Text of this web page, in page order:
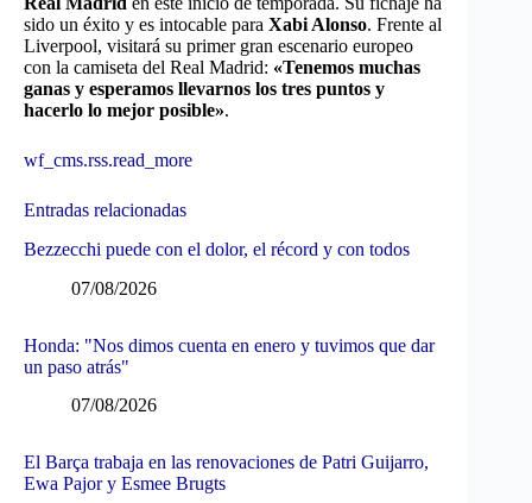
sido un éxito y es intocable para Xabi Alonso. Frente al
Liverpool, visitará su primer gran escenario europeo
con la camiseta del Real Madrid: «Tenemos muchas
ganas y esperamos llevarnos los tres puntos y
hacerlo lo mejor posible».
wf_cms.rss.read_more
Entradas relacionadas
Bezzecchi puede con el dolor, el récord y con todos
07/08/2026
Honda: "Nos dimos cuenta en enero y tuvimos que dar
un paso atrás"
07/08/2026
El Barça trabaja en las renovaciones de Patri Guijarro,
Ewa Pajor y Esmee Brugts